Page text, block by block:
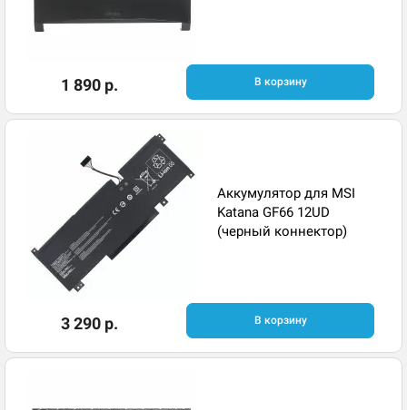
1 890 р. В корзину
Аккумулятор для MSI
Katana GF66 12UD
(черный коннектор)
3 290 р. В корзину